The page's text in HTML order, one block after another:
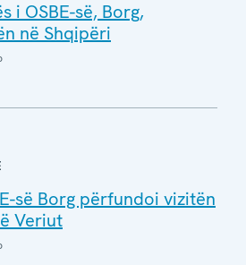
i OSBE-së, Borg,
në Shqipëri
së Borg përfundoi vizitën
Veriut